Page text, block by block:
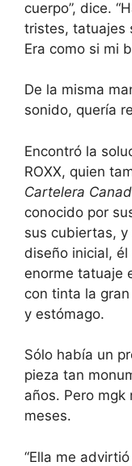
cuerpo”, dice.
tristes, tatuajes
Era como si mi
De la misma
sonido, quería
Encontró la
ROXX, quien
Cartelera
conocido por
sus cubiertas,
diseño inicial,
enorme tatuaje
con tinta la
y estómago.
Sólo había un
pieza tan
años. Pero mgk
meses.
“Ella me